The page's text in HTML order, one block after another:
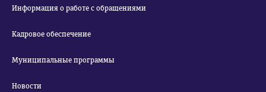
Информация о работе с обращениями
Кадровое обеспечение
Муниципальные программы
Новости